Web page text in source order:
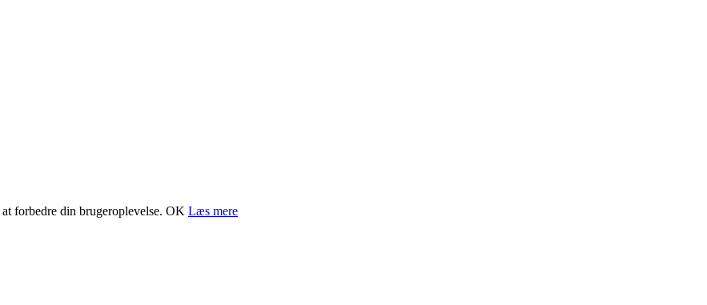
forbedre din brugeroplevelse. OK Læs mere